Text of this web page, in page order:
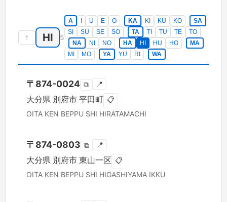
↑ HI 5
A U E O KA KI KU KO
SA
SI
SU SE SO TA TI TU TE
TO
NA
NI NO HA HI HU HO
MA
MI
MO YA YU RI WA
〒 874-0024 ⧉ 📍
大分県 別府市 平田町 📋
OITA KEN BEPPU SHI HIRATAMACHI
〒 874-0803 ⧉ 📍
大分県 別府市 東山一区 📋
OITA KEN BEPPU SHI HIGASHIYAMA IKKU